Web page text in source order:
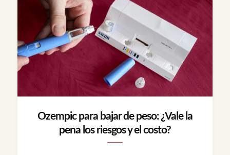
Ozempic para bajar de peso: ¿Vale la
pena los riesgos y el costo?